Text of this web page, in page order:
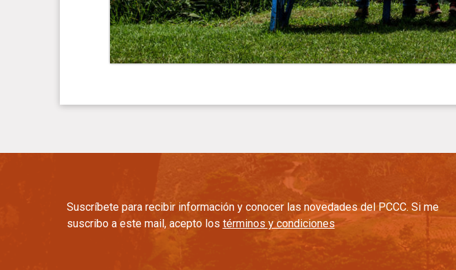
Suscríbete para recibir información y conocer las novedades del PCCC. Si me
suscribo a este mail, acepto los términos y condiciones